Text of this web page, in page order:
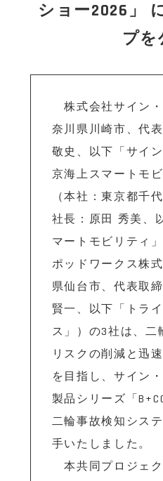
ショー2026」
プを
株式会社サイン
奈川県川崎市、代
敬史、以下「サイ
京海上スマートモ
（本社：東京都千
社長：原田 秀美、
マートモビリティ
ポッドワークス株
県仙台市、代表取
賢一、以下「トラ
ス」）の3社は、二
リスクの削減と迅
を目指し、サイン
製品シリーズ「
二輪事故検知シス
手いたしました。
本共同プロジェ